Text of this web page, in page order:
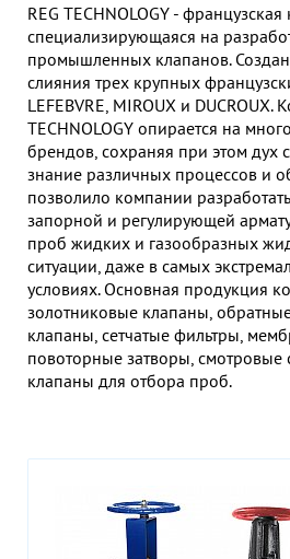
REG TECHNOLOGY - французская
специализирующаяся на
промышленных клапанов.
слияния трех крупных
LEFEBVRE, MIROUX и DUCROUX.
TECHNOLOGY опирается на
брендов, сохраняя при этом дух
знание различных процессов и
позволило компании
запорной и регулирующей
проб жидких и газообразных
ситуации, даже в самых
условиях. Основная продукция
золотниковые клапаны,
клапаны, сетчатые фильтры,
повоторные затворы, смотровые
клапаны для отбора проб.